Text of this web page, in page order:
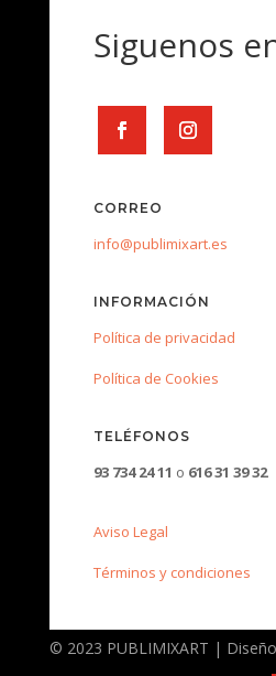
Siguenos
CORREO
info@publimixart.es
INFORMACIÓN
Política de privacidad
Política de Cookies
TELÉFONOS
93 734 24 11 o 616 31 39 32
Aviso Legal
Términos y condiciones
© 2023 PUBLIMIXART |